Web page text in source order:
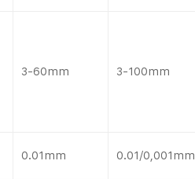
3-60mm 3-100mm
0.01mm 0.01/0,001mm